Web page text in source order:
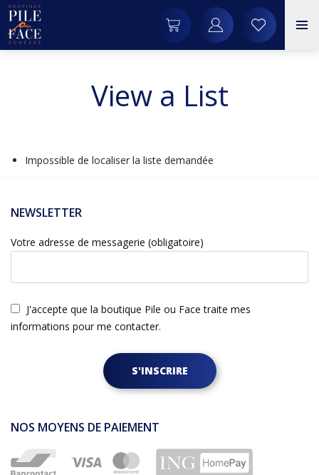
View a List
Impossible de localiser la liste demandée
NEWSLETTER
Votre adresse de messagerie (obligatoire)
J'accepte que la boutique Pile ou Face traite mes
informations pour me contacter.
S'INSCRIRE
NOS MOYENS DE PAIEMENT